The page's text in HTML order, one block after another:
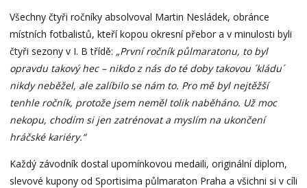
Všechny čtyři ročníky absolvoval Martin Nesládek, obránce
místních fotbalistů, kteří kopou okresní přebor a v minulosti byli
čtyři sezony v I. B třídě: „První ročník půlmaratonu, to byl
opravdu takový hec – nikdo z nás do té doby takovou ´kládu´
nikdy neběžel, ale zalíbilo se nám to. Pro mě byl nejtěžší
tenhle ročník, protože jsem neměl tolik naběháno. Už moc
nekopu, chodím si jen zatrénovat a myslím na ukončení
hráčské kariéry.“
Každý závodník dostal upomínkovou medaili, originální diplom,
slevové kupony od Sportisima půlmaraton Praha a všichni si v cíli